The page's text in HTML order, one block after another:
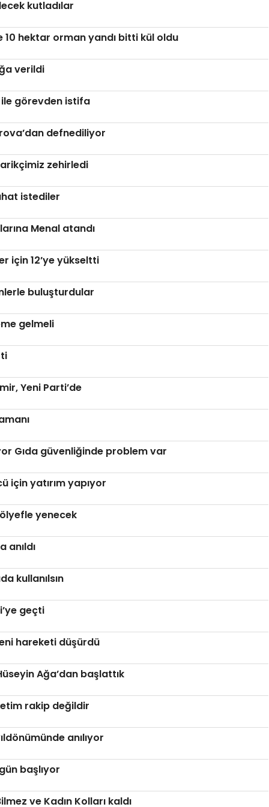
kutladılar
10 hektar orman yandı bitti kül oldu
verildi
görevden istifa
defnediliyor
zehirledi
istediler
Menal atandı
için 12’ye yükseltti
buluşturdular
gelmeli
Yeni Parti’de
Gıda güvenliğinde problem var
için yatırım yapıyor
yenecek
anıldı
kullanılsın
geçti
hareketi düşürdü
Ağa’dan başlattık
rakip değildir
anılıyor
başlıyor
ve Kadın Kolları kaldı